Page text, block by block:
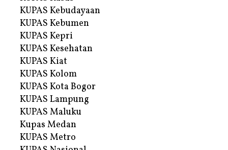
KUPAS Kebudayaan
KUPAS Kebumen
KUPAS Kepri
KUPAS Kesehatan
KUPAS Kiat
KUPAS Kolom
KUPAS Kota Bogor
KUPAS Lampung
KUPAS Maluku
Kupas Medan
KUPAS Metro